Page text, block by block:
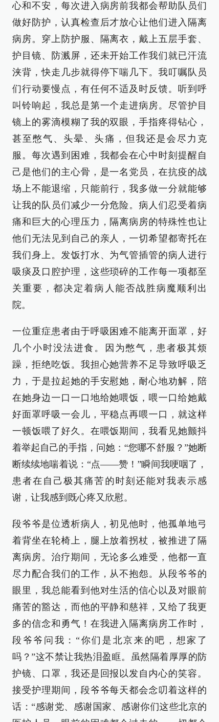
心和不安，每次进入病房前我都会帮助队员们
做好防护，认真检查后才放心让他们进入隔离
病房。穿上防护服、隔离衣，戴上五层手套、
护目镜、防溅屏，还未开始工作我们就已汗流
浃背，快走几步就得停下喘几下。我叮嘱队员
们行动要慢点，有任何不适及时反馈。听到呼
叫铃响起，我总是第一个走进病房。尽管护目
镜上的雾滴模糊了我的双眼，手指疼得钻心，
甚至憋气、头晕、头痛，但我还是会尽力克
服。每次遇到困难，我都会在心中时刻提醒自
己是他们的主心骨，是一名党员，在抗疫的战
场上不能退缩，只能前行，我多做一分就能够
让我的队员们减少一分危险。病人们忍受着病
痛和巨大的心理压力，隔离病房的特殊性也让
他们无法见到自己的亲人，一切希望都寄托在
我们身上。发饭打水、为气管插管的病人进行
吸痰及口腔护理，这些琐碎的工作每一项都至
关重要，都决定着病人能否战胜病魔顺利出
院。
一位重症患者由于呼吸困难不能离开面罩，好
几个小时没法进食。因为憋气，患者极其烦
躁，拒绝吃饭。我担心她营养不足导致呼吸乏
力，于是拉起她的手安慰她，耐心地劝解，陪
在她身边一口一口地给她喂饭，喂一口给她戴
好面罩呼吸一会儿，平稳点再喂一口，就这样
一顿饭喂了好久。在喂饭期间，我看见她颤抖
着举起自己的手指，问她：“您哪不舒服？”她断
断续续地喘着说：“点——赞！”瞬间我哽咽了，
患者在自己极其痛苦的时刻还能对我表示感
谢，让我感到既心疼又欣慰。
段爷爷是位透析病人，初见他时，他孤单地弓
着背坐在轮椅上，腿上放着拐杖，被推进了隔
离病房。治疗期间，无论多么难受，他都一直
尽力配合我们的工作，从不抱怨。从段爷爷的
眼里，我总能看到他对生活的信心以及对眼前
痛苦的豁达，而他的平静和慈祥，又给了我更
多的信念和勇气！在我进入隔离病房工作时，
段爷爷问我：“你们是北京来的吧，想家了
吗？”这不禁让我热泪盈眶。虽然隔着厚厚的防
护镜、口罩，我还是回报以发自内心的笑容。
接受护理期间，段爷爷每天都会念叨着这样的
话：“感谢党、感谢国家、感谢你们这些北京的